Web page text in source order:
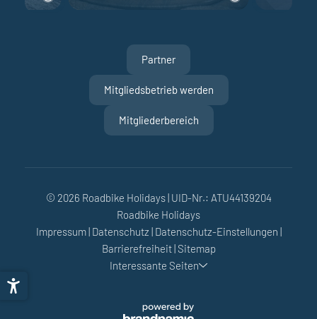
Partner
Mitgliedsbetrieb werden
Mitgliederbereich
© 2026 Roadbike Holidays| UID-Nr.: ATU44139204
Roadbike Holidays
Impressum| Datenschutz | Datenschutz-Einstellungen |
Barrierefreiheit| Sitemap
Interessante Seiten